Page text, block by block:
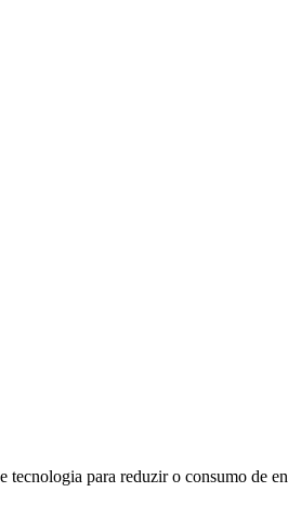
tecnologia para reduzir o consumo de